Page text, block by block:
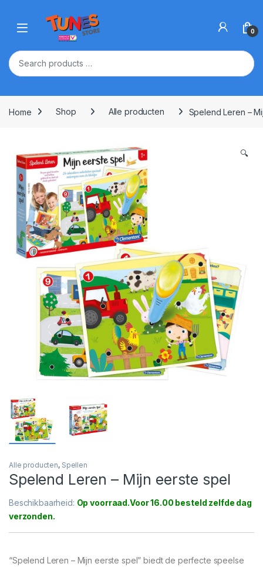
Open 0
Home Shop Alle producten Spelend Leren –
🔍
Alle producten, Spellen
Spelend Leren – Mijn eerste spel
Beschikbaarheid: Op voorraad
“Spelend Leren – Mijn eerste spel” biedt de perfecte speelse